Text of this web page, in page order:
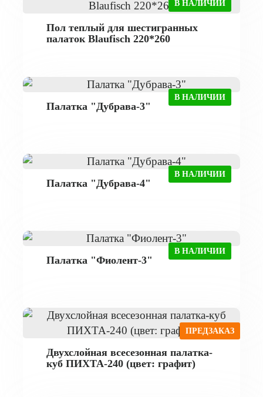
В НАЛИЧИИ
Пол теплый для шестигранных
палаток Blaufisch 220*260
В НАЛИЧИИ
Палатка "Дубрава-3"
В НАЛИЧИИ
Палатка "Дубрава-4"
В НАЛИЧИИ
Палатка "Фиолент-3"
ПРЕДЗАКАЗ
Двухслойная всесезонная палатка-
куб ПИХТА-240 (цвет: графит)